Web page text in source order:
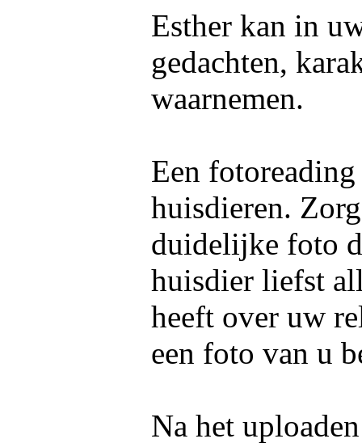
Esther kan in
gedachten,
waarnemen.
Een
huisdieren.
duidelijke foto
huisdier liefst
heeft over uw
een foto van u
Na het